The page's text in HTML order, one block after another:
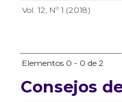
Vol. 12, Nº 1 (2018)
Elementos 0 - 0 de 2
Consejos